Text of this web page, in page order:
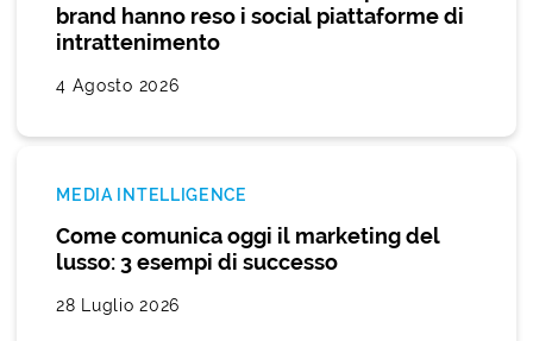
brand hanno reso i social piattaforme di
intrattenimento
4 Agosto 2026
MEDIA INTELLIGENCE
Come comunica oggi il marketing del
lusso: 3 esempi di successo
28 Luglio 2026